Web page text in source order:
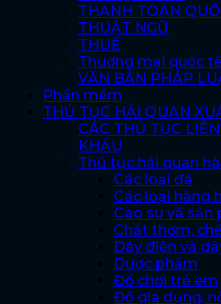
THANH TOÁN
THUẬT NGỮ
THUẾ
Thương mại quốc tế
VĂN BẢN PHÁP
Phần mềm
THỦ TỤC HẢI QUAN
CÁC THỦ TỤC
KHẨU
Thủ tục hải quan
Các loại đá
Các loại hàng
Cao su và sản
Chất thơm,
Dây điện và
Dược phẩm
Đồ chơi trẻ em
Đồ gia dụng,